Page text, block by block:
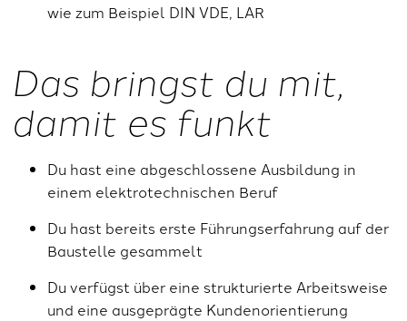
wie zum Beispiel DIN VDE, LAR
Das bringst du mit,
damit es funkt
Du hast eine abgeschlossene Ausbildung in
einem elektrotechnischen Beruf
Du hast bereits erste Führungserfahrung auf der
Baustelle gesammelt
Du verfügst über eine strukturierte Arbeitsweise
und eine ausgeprägte Kundenorientierung